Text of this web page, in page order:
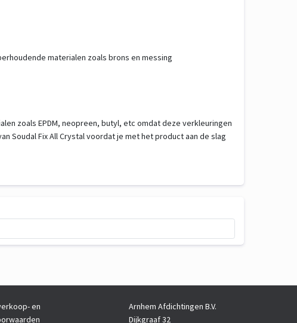
materialen zoals brons en messing
zoals EPDM, neopreen, butyl, etc omdat deze verkleuringen
Soudal Fix All Crystal voordat je met het product aan de slag
en
Arnhem Afdichtingen B.V.
Dijkgraaf 32